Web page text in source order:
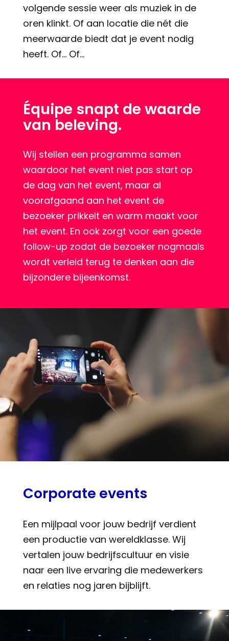
volgende sessie weer als muziek in de
oren klinkt. Of aan locatie die nét die
meerwaarde biedt dat je event nodig
heeft. Of… Of…
Équipe snapt de waarde
van beleving.
Wij stellen een programma samen
waardoor het event niet pas start op
de dag van het event, maar al
voorafgaand aan het event de
bezoeker prikkelt en warm maakt voor
het event. En ook zorgt voor een goede
follow-up zodat de bezoeker nogmaals
wordt verleid terug te denken aan die
bijzondere bijeenkomst.
Corporate events
Een mijlpaal voor jouw bedrijf verdient
een productie van wereldklasse. Wij
vertalen jouw bedrijfscultuur en visie
naar een live ervaring die medewerkers
en relaties nog jaren bijblijft.